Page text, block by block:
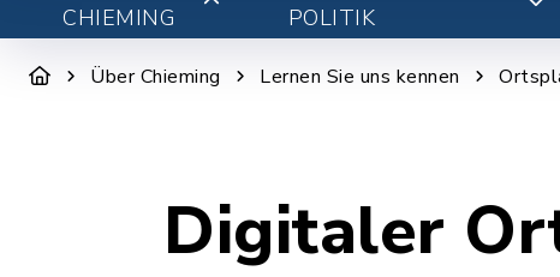
CHIEMING
POLITIK
Über Chieming Lernen Sie uns kennen
Digitaler